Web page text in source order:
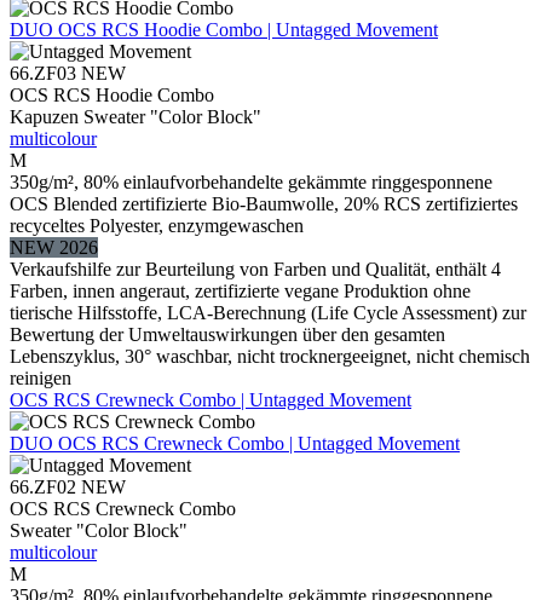
DUO OCS RCS Hoodie Combo | Untagged Movement
66.ZF03 NEW
OCS RCS Hoodie Combo
Kapuzen Sweater "Color Block"
multicolour
M
350g/m², 80% einlaufvorbehandelte gekämmte ringgesponnene
OCS Blended zertifizierte Bio-Baumwolle, 20% RCS zertifiziertes
recyceltes Polyester, enzymgewaschen
NEW 2026
Verkaufshilfe zur Beurteilung von Farben und Qualität, enthält 4
Farben, innen angeraut, zertifizierte vegane Produktion ohne
tierische Hilfsstoffe, LCA-Berechnung (Life Cycle Assessment) zur
Bewertung der Umweltauswirkungen über den gesamten
Lebenszyklus, 30° waschbar, nicht trocknergeeignet, nicht chemisch
reinigen
OCS RCS Crewneck Combo | Untagged Movement
DUO OCS RCS Crewneck Combo | Untagged Movement
66.ZF02 NEW
OCS RCS Crewneck Combo
Sweater "Color Block"
multicolour
M
350g/m², 80% einlaufvorbehandelte gekämmte ringgesponnene